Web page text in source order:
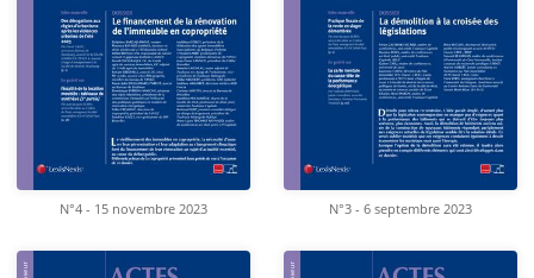
N°4 - 15 novembre 2023 N°3 - 6 septembre 2023